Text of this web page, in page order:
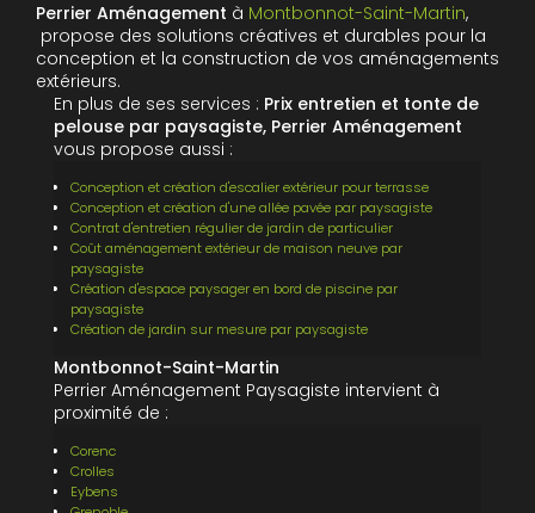
Perrier Aménagement à Montbonnot-Saint-Martin,
propose des solutions créatives et durables pour la
conception et la construction de vos aménagements
extérieurs.
En plus de ses services : Prix entretien et tonte de
pelouse par paysagiste, Perrier Aménagement
vous propose aussi :
Conception et création d'escalier extérieur pour terrasse
Conception et création d'une allée pavée par paysagiste
Contrat d'entretien régulier de jardin de particulier
Coût aménagement extérieur de maison neuve par
paysagiste
Création d'espace paysager en bord de piscine par
paysagiste
Création de jardin sur mesure par paysagiste
Montbonnot-Saint-Martin
Perrier Aménagement Paysagiste intervient à
proximité de :
Corenc
Crolles
Eybens